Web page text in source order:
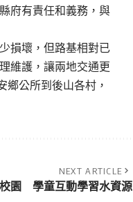
府有責任和義務，與
損壞，但路基相對已
維護，讓兩地交通更
鄉公所到後山各村，
NEXT ARTICLE
園 學童互動學習水資源